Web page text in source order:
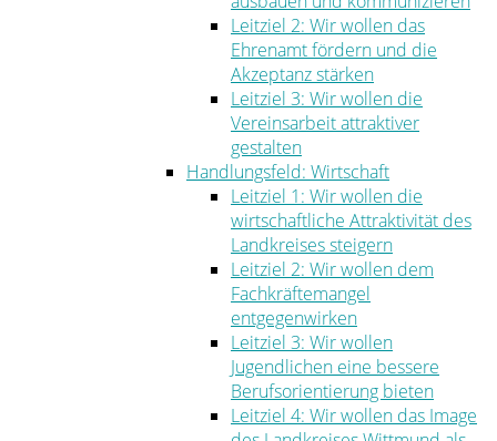
Leitziel 2: Wir wollen das
Ehrenamt fördern und die
Akzeptanz stärken
Leitziel 3: Wir wollen die
Vereinsarbeit attraktiver
gestalten
Handlungsfeld: Wirtschaft
Leitziel 1: Wir wollen die
wirtschaftliche Attraktivität des
Landkreises steigern
Leitziel 2: Wir wollen dem
Fachkräftemangel
entgegenwirken
Leitziel 3: Wir wollen
Jugendlichen eine bessere
Berufsorientierung bieten
Leitziel 4: Wir wollen das Image